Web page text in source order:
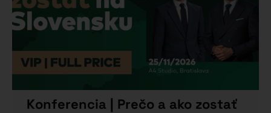
Konferencia | Prečo a ako zostať